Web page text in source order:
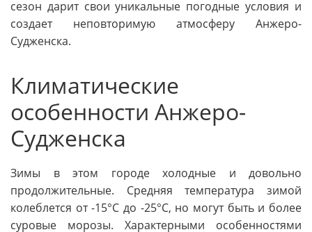
сезон дарит свои уникальные погодные условия и
создает неповторимую атмосферу Анжеро-
Судженска.
Климатические
особенности Анжеро-
Судженска
Зимы в этом городе холодные и довольно
продолжительные. Средняя температура зимой
колеблется от -15°C до -25°C, но могут быть и более
суровые морозы. Характерными особенностями